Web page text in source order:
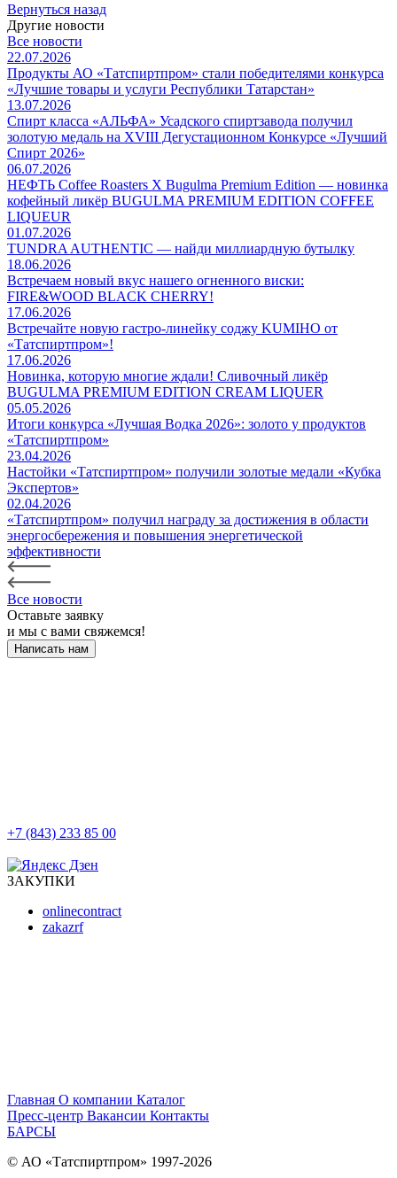
Вернуться назад
Другие новости
Все новости
22.07.2026
Продукты АО «Татспиртпром» стали победителями конкурса
«Лучшие товары и услуги Республики Татарстан»
13.07.2026
Спирт класса «АЛЬФА» Усадского спиртзавода получил
золотую медаль на XVIII Дегустационном Конкурсе «Лучший
Спирт 2026»
06.07.2026
НЕФТЬ Coffee Roasters Х Bugulma Premium Edition — новинка
кофейный ликёр BUGULMA PREMIUM EDITION COFFEE
LIQUEUR
01.07.2026
TUNDRA AUTHENTIC — найди миллиардную бутылку
18.06.2026
Встречаем новый вкус нашего огненного виски:
FIRE&WOOD BLACK CHERRY!
17.06.2026
Встречайте новую гастро-линейку соджу KUMIHO от
«Татспиртпром»!
17.06.2026
Новинка, которую многие ждали! Сливочный ликёр
BUGULMA PREMIUM EDITION CREAM LIQUER
05.05.2026
Итоги конкурса «Лучшая Водка 2026»: золото у продуктов
«Татспиртпром»
23.04.2026
Настойки «Татспиртпром» получили золотые медали «Кубка
Экспертов»
02.04.2026
«Татспиртпром» получил награду за достижения в области
энергосбережения и повышения энергетической
эффективности
Все новости
Оставьте заявку
и мы с вами свяжемся!
Написать нам
+7 (843) 233 85 00
ЗАКУПКИ
onlinecontract
zakazrf
Главная О компании Каталог
Пресс-центр Вакансии Контакты
БАРСЫ
© АО «Татспиртпром» 1997-2026